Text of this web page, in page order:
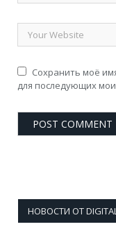
Сохранить моё
для последующих
НОВОСТИ ОТ